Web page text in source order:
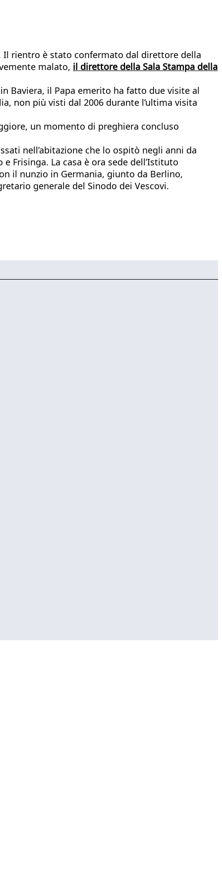
Il rientro è stato confermato dal direttore della
malato, il direttore della Sala Stampa della
Baviera, il Papa emerito ha fatto due visite al
non più visti dal 2006 durante l’ultima visita
un momento di preghiera concluso
nell’abitazione che lo ospitò negli anni da
Frisinga. La casa è ora sede dell’Istituto
il nunzio in Germania, giunto da Berlino,
generale del Sinodo dei Vescovi.